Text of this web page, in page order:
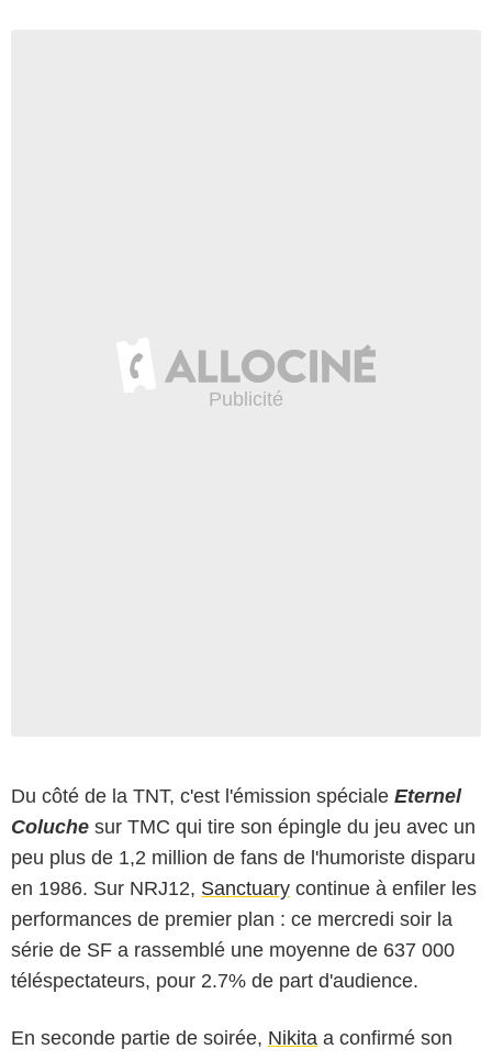
Du côté de la TNT, c'est l'émission spéciale Eternel
Coluche sur TMC qui tire son épingle du jeu avec un
peu plus de 1,2 million de fans de l'humoriste disparu
en 1986. Sur NRJ12, Sanctuary continue à enfiler les
performances de premier plan : ce mercredi soir la
série de SF a rassemblé une moyenne de 637 000
téléspectateurs, pour 2.7% de part d'audience.
En seconde partie de soirée, Nikita a confirmé son